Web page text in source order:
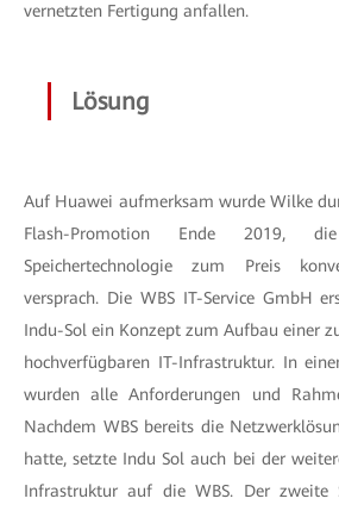
vernetzten Fertigung anfallen.
Lösung
Auf Huawei aufmerksam wurde Wilke
Flash-Promotion Ende 2019,
Speichertechnologie zum Preis
versprach. Die WBS IT-Service GmbH
Indu-Sol ein Konzept zum Aufbau einer
hochverfügbaren IT-Infrastruktur. In
wurden alle Anforderungen und
Nachdem WBS bereits die
hatte, setzte Indu Sol auch bei der
Infrastruktur auf die WBS. Der zweite